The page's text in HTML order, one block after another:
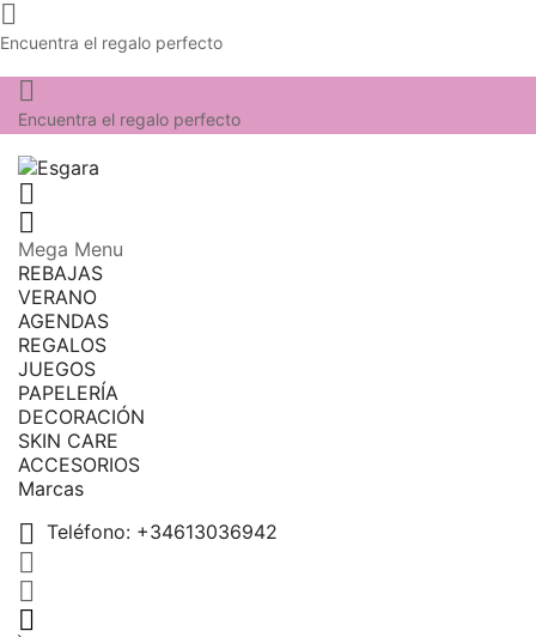

Encuentra el regalo perfecto

Encuentra el regalo perfecto


Mega Menu
REBAJAS
VERANO
AGENDAS
REGALOS
JUEGOS
PAPELERÍA
DECORACIÓN
SKIN CARE
ACCESORIOS
Marcas
 Teléfono: +34613036942


